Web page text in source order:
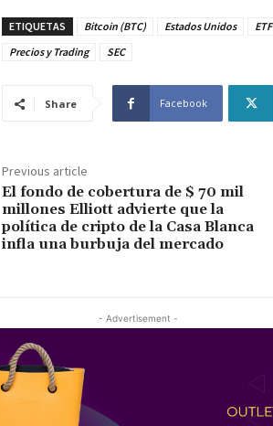
ETIQUETAS Bitcoin (BTC) Estados Unidos ETF
Precios y Trading
SEC
Share Facebook
Previous article
El fondo de cobertura de $ 70 mil
millones Elliott advierte que la
política de cripto de la Casa Blanca
infla una burbuja del mercado
- Advertisement -